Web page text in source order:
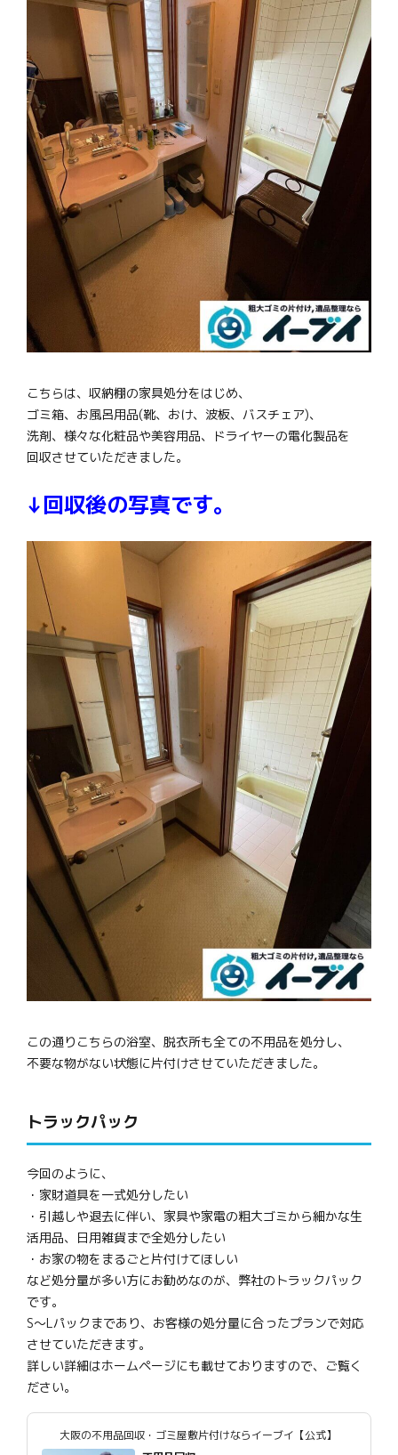
こちらは、収納棚の家具処分をはじめ、
ゴミ箱、お風呂用品(靴、おけ、波板、バスチェア)、
洗剤、様々な化粧品や美容用品、ドライヤーの電化製品を
回収させていただきました。
↓回収後の写真です。
この通りこちらの浴室、脱衣所も全ての不用品を処分し、
不要な物がない状態に片付けさせていただきました。
トラックパック
今回のように、
・家財道具を一式処分したい
・引越しや退去に伴い、家具や家電の粗大ゴミから細かな生
活用品、日用雑貨まで全処分したい
・お家の物をまるごと片付けてほしい
など処分量が多い方にお勧めなのが、弊社のトラックパック
です。
S～Lパックまであり、お客様の処分量に合ったプランで対応
させていただきます。
詳しい詳細はホームページにも載せておりますので、ご覧く
ださい。
大阪の不用品回収・ゴミ屋敷片付けならイーブイ【公式】